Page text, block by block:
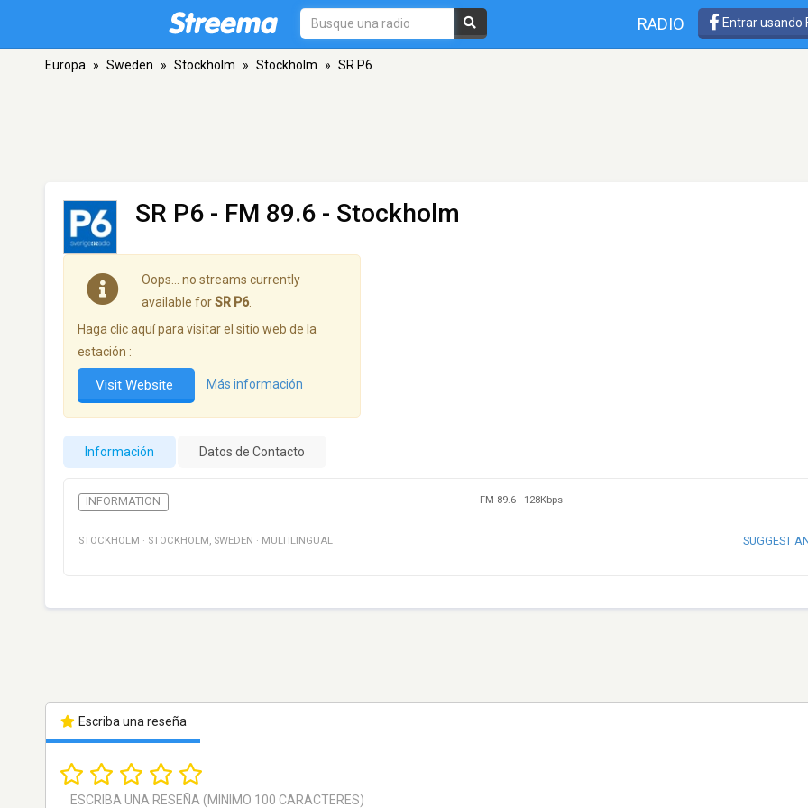
RADIO Entrar usando
Europa » Sweden » Stockholm » Stockholm » SR P6
SR P6 - FM 89.6 - Stockholm
Oops… no streams currently
available forSR P6.
Haga clic aquí para visitar el sitio web de la
estación :
Visit Website Más información
Información Datos de Contacto
INFORMATION FM 89.6 - 128Kbps
STOCKHOLM · STOCKHOLM , SWEDEN · MULTILINGUAL SUGGEST
Escriba una reseña